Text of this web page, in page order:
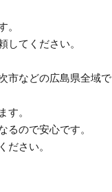
。
してください。
市などの広島県全域で
す。
るので安心です。
ださい。